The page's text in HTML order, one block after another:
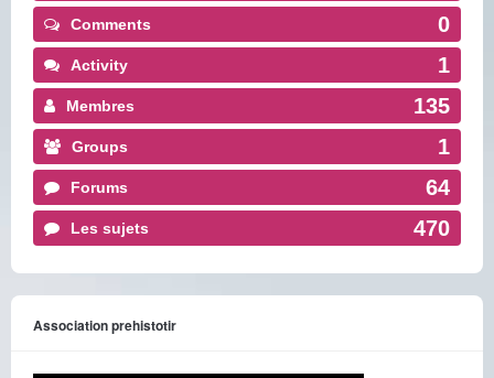
Comments 0
Activity 1
Membres 135
Groups 1
Forums 64
Les sujets 470
Association prehistotir